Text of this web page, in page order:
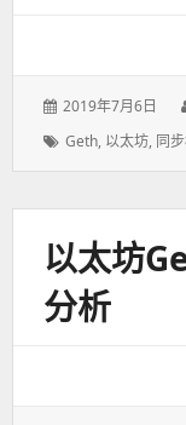
发
于：
2019年7月6日
标
Geth, 以太坊, 同
以太坊
分析